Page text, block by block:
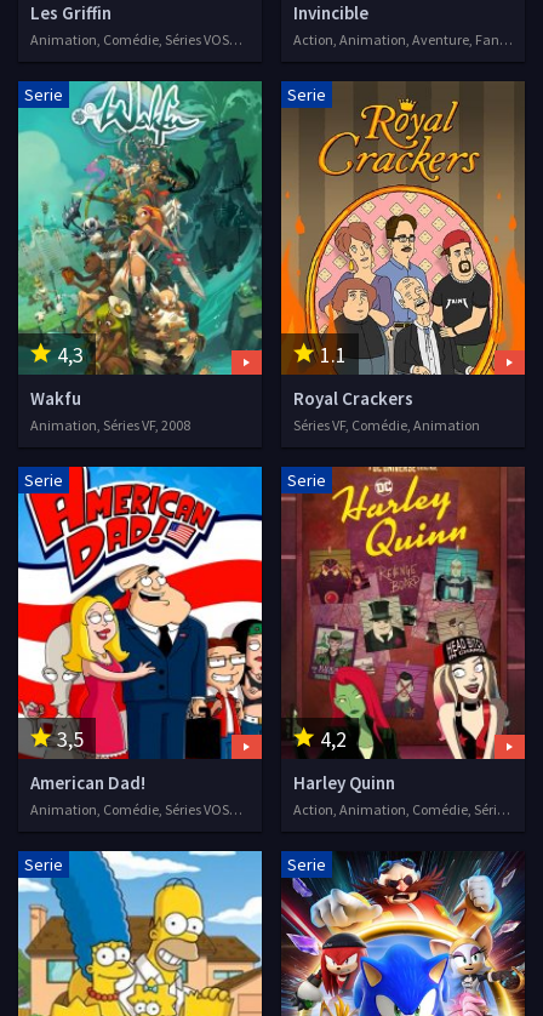
Les Griffin
Animation, Comédie, Séries VOSTFR, 1999
Invincible
Action, Animation, Aventure, Fantastique, Séries VF, 2021
4,3
Serie
Wakfu
Animation, Séries VF, 2008
1.1
Serie
Royal Crackers
Séries VF, Comédie, Animation
3,5
Serie
American Dad!
Animation, Comédie, Séries VOSTFR, 2005
4,2
Serie
Harley Quinn
Action, Animation, Comédie, Séries VOSTFR, 2019
Serie Serie